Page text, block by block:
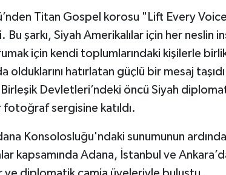
Titan Gospel korosu "Lift Every
Bu şarkı, Siyah Amerikalılar için her neslin
için kendi toplumlarındaki kişilerle
hatırlatan güçlü bir mesaj
Birleşik Devletleri’ndeki öncü Siyah
fotoğraf sergisine katıldı.
Konsolosluğu'ndaki sunumunun
kapsamında Adana, İstanbul ve